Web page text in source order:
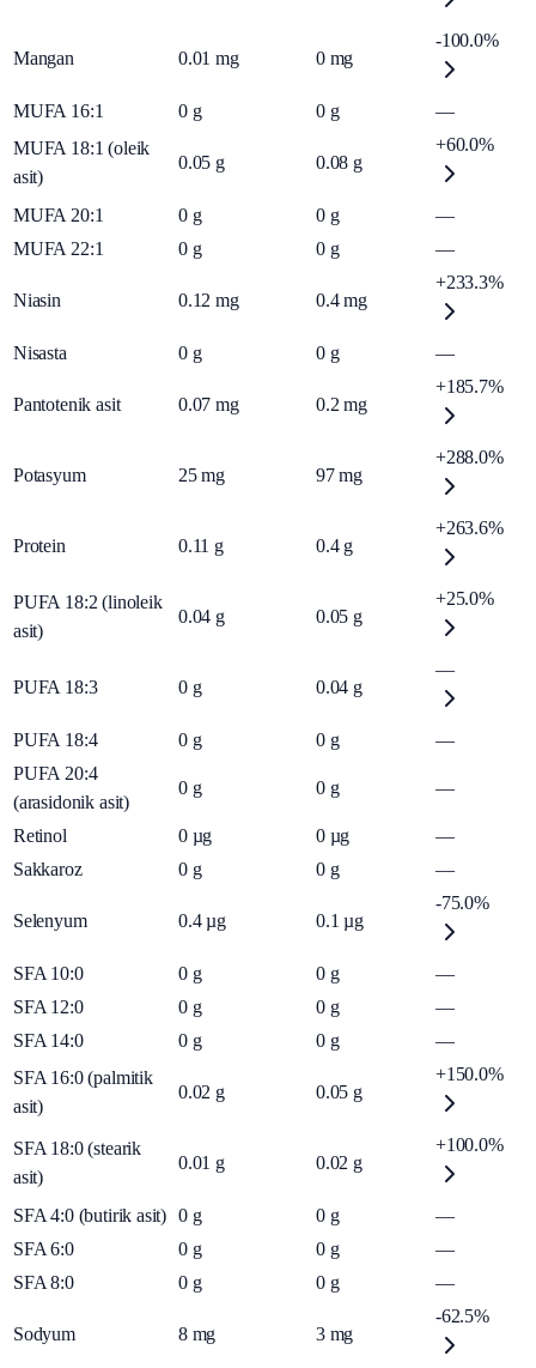
Mangan 0.01 mg 0 mg
-100.0%
MUFA 16:1 0 g 0 g
—
MUFA 18:1 (oleik
asit)
0.05 g 0.08 g
+60.0%
MUFA 20:1 0 g 0 g
—
MUFA 22:1
0 g 0 g —
Niasin 0.12 mg 0.4 mg
+233.3%
Nisasta 0 g 0 g —
Pantotenik asit 0.07 mg 0.2 mg
+185.7%
Potasyum 25 mg 97 mg
+288.0%
Protein 0.11 g 0.4 g
+263.6%
PUFA 18:2 (linoleik
asit)
0.04 g 0.05 g
+25.0%
PUFA 18:3 0 g 0.04 g
—
PUFA 18:4 0 g 0 g
—
PUFA 20:4
(arasidonik asit)
0 g 0 g —
Retinol 0 µg 0 µg
—
Sakkaroz
0 g 0 g —
Selenyum 0.4 µg 0.1 µg
-75.0%
SFA 10:0 0 g 0 g
—
SFA 12:0
0 g 0 g
—
SFA 14:0
0 g 0 g
—
SFA 16:0 (palmitik
asit)
0.02 g 0.05 g
+150.0%
SFA 18:0 (stearik
asit)
0.01 g 0.02 g
+100.0%
SFA 4:0 (butirik asit) 0 g 0 g
—
SFA 6:0
0 g 0 g
—
SFA 8:0
0 g 0 g —
Sodyum 8 mg 3 mg
-62.5%